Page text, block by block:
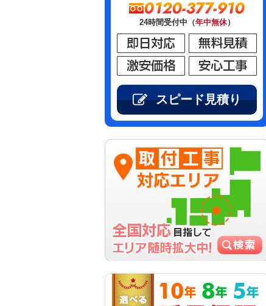
0120-377-910
24時間受付中（年中無休）
スピード見積り